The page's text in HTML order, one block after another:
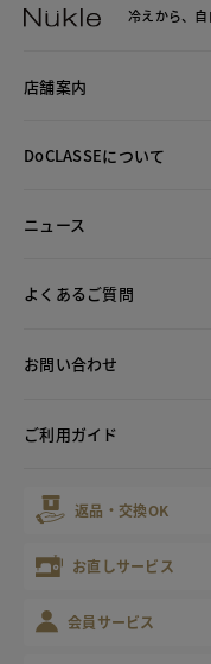
冷えから、 自
店舗案内
DoCLASSEについて
ニュース
よくあるご質問
お問い合わせ
ご利用ガイド
返品・交換OK
お直しサービス
会員サービス